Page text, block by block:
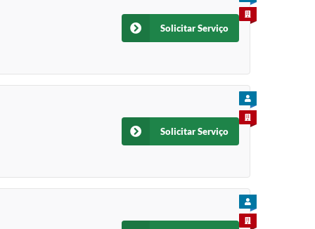
PARA EMPRESA
Solicitar Serviço
PARA CIDADÃO
PARA EMPRESA
Solicitar Serviço
PARA CIDADÃO
PARA EMPRESA